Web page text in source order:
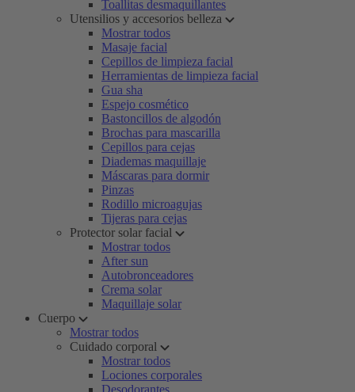
Toallitas desmaquillantes
Utensilios y accesorios belleza
Mostrar todos
Masaje facial
Cepillos de limpieza facial
Herramientas de limpieza facial
Gua sha
Espejo cosmético
Bastoncillos de algodón
Brochas para mascarilla
Cepillos para cejas
Diademas maquillaje
Máscaras para dormir
Pinzas
Rodillo microagujas
Tijeras para cejas
Protector solar facial
Mostrar todos
After sun
Autobronceadores
Crema solar
Maquillaje solar
Cuerpo
Mostrar todos
Cuidado corporal
Mostrar todos
Lociones corporales
Desodorantes